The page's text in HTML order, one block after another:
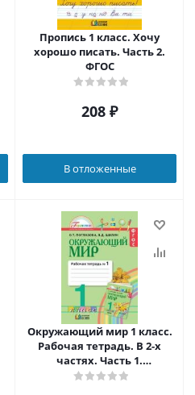
Пропись 1 класс. Хочу
хорошо писать. Часть 2.
ФГОС
208 ₽
В отложенные
Окружающий мир 1 класс.
Рабочая тетрадь. В 2-х
частях. Часть 1.
Интегрированный курс.